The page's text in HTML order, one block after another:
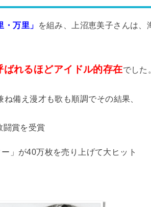
万里」
を組み、上沼恵美子さんは、
れるほどアイドル的存在でした
備え漫才も歌も順調でその結果、
闘賞を受賞
」が40万枚を売り上げて大ヒット